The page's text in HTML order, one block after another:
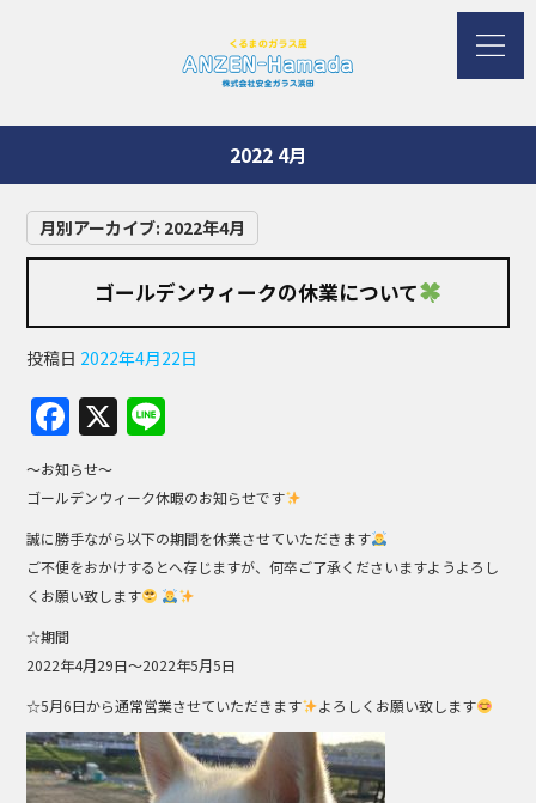
2022 4月
月別アーカイブ: 2022年4月
ゴールデンウィークの休業について
投稿日 2022年4月22日
F
a
c
e
b
o
o
k
X
e
～お知らせ～
ゴールデンウィーク休暇のお知らせです
誠に勝手ながら以下の期間を休業させていただきます
ご不便をおかけするとへ存じますが、何卒ご了承くださいますようよろし
くお願い致します
☆期間
2022年4月29日～2022年5月5日
☆5月6日から通常営業させていただきます
よろしくお願い致します